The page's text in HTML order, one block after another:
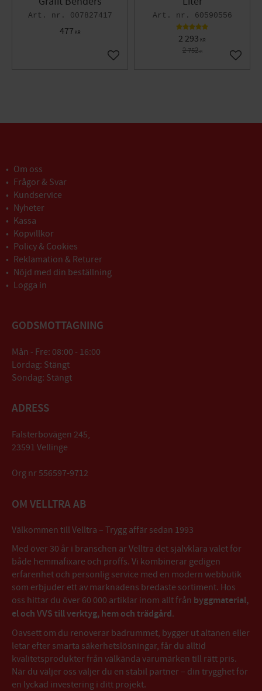
007827417
477 KR
Lägg till i favoriter
60590556
2 293 KR
2 752KR
Lägg
Om oss
Frågor & Svar
Kundservice
Nyheter
Kassa
Köpvillkor
Policy & Cookies
Reklamation & Returer
Nöjd med din beställning
Logga in
GODSMOTTAGNING
Mån - Fre: 08:00 - 16:00
Lördag: Stängt
Söndag: Stängt
ADRESS
Falsterbovägen 245,
23591 Vellinge
Org nr 556597-9712
OM VELLTRA AB
Välkommen till Velltra – Trygg affär sedan 1993
Med över 30 år i branschen är Velltra det självklara valet för
både hemmafixare och proffs. Vi kombinerar gedigen
erfarenhet och personlig service med en modern webbutik
som erbjuder ett av marknadens bredaste sortiment. Hos
oss hittar du över 60 000 artiklar inom allt från byggmaterial,
el och VVS till verktyg, hem och trädgård.
Oavsett om du renoverar badrummet, bygger ut altanen eller
letar efter smarta säkerhetslösningar, får du alltid
kvalitetsprodukter från välkända varumärken till rätt pris.
När du väljer oss väljer du en stabil partner – din trygghet för
en lyckad investering i ditt projekt.